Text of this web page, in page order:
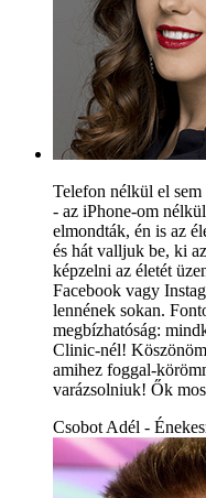
Telefon nélkül el sem
- az iPhone-om
elmondták, én is az
és hát valljuk be, ki
képzelni az életét
Facebook vagy
lennének sokan.
megbízhatóság:
Clinic-nél!
amihez foggal-
varázsolniuk! Ők
Csobot Adél -